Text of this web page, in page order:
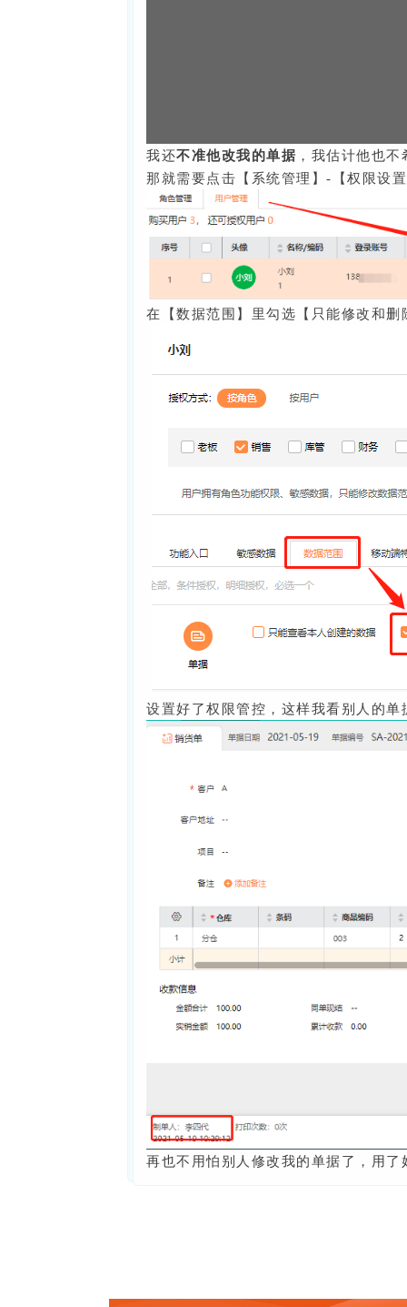
我还不准他改我的单据 ，我估计他也
那就需要点击【系统管理】-【权限设
在【数据范围】里勾选【只能修改和删
设置好了权限管控，这样我看别人的单
再也不用怕别人修改我的单据了，用